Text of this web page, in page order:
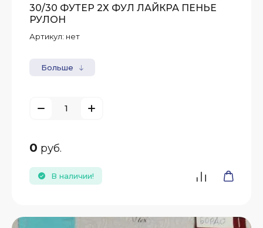
30/30 ФУТЕР 2Х ФУЛ ЛАЙКРА ПЕНЬЕ
РУЛОН
Артикул: нет
Больше
0 руб.
В наличии!